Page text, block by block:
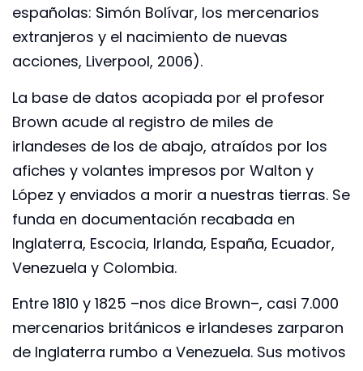
españolas: Simón Bolívar, los mercenarios
extranjeros y el nacimiento de nuevas
acciones, Liverpool, 2006).
La base de datos acopiada por el profesor
Brown acude al registro de miles de
irlandeses de los de abajo, atraídos por los
afiches y volantes impresos por Walton y
López y enviados a morir a nuestras tierras. Se
funda en documentación recabada en
Inglaterra, Escocia, Irlanda, España, Ecuador,
Venezuela y Colombia.
Entre 1810 y 1825 –nos dice Brown–, casi 7.000
mercenarios británicos e irlandeses zarparon
de Inglaterra rumbo a Venezuela. Sus motivos